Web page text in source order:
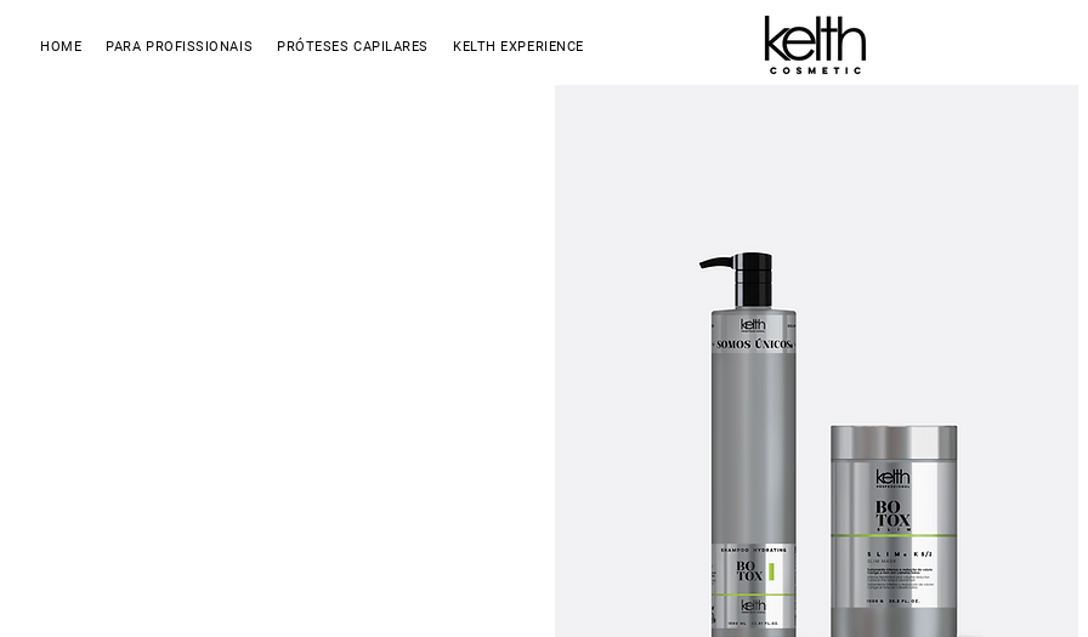
HOME PARA PROFISSIONAIS PRÓTESES CAPILARES KELTH EXPERIENCE